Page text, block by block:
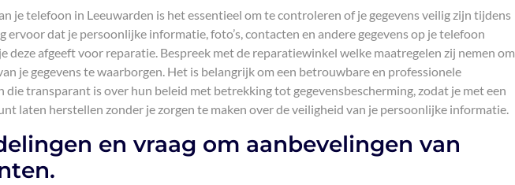
je telefoon in Leeuwarden is het essentieel om te controleren of je gegevens veilig zijn tijdens
ervoor dat je persoonlijke informatie, foto’s, contacten en andere gegevens op je telefoon
deze afgeeft voor reparatie. Bespreek met de reparatiewinkel welke maatregelen zij nemen om
je gegevens te waarborgen. Het is belangrijk om een betrouwbare en professionele
die transparant is over hun beleid met betrekking tot gegevensbescherming, zodat je met een
laten herstellen zonder je zorgen te maken over de veiligheid van je persoonlijke informatie.
en vraag om aanbevelingen van